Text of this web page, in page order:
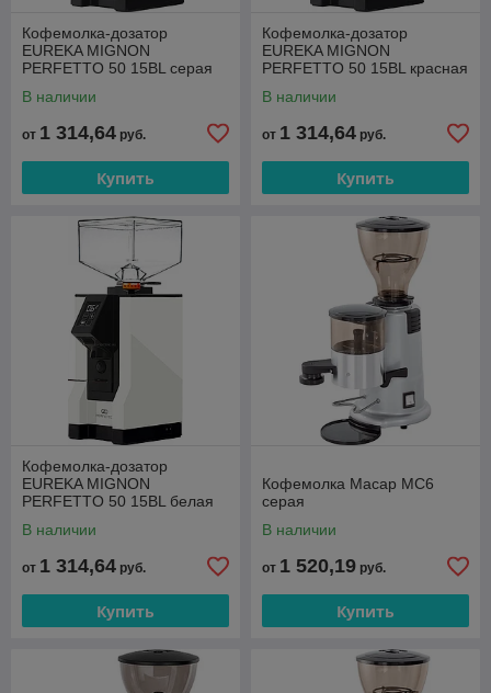
Кофемолка-дозатор
EUREKA MIGNON
PERFETTO 50 15BL серая
В наличии
от 1 314,64 руб.
Купить
Кофемолка-дозатор
EUREKA MIGNON
PERFETTO 50 15BL красная
В наличии
от 1 314,64 руб.
Купить
Кофемолка-дозатор
EUREKA MIGNON
PERFETTO 50 15BL белая
В наличии
от 1 314,64 руб.
Купить
Кофемолка Macap MC6
серая
В наличии
от 1 520,19 руб.
Купить